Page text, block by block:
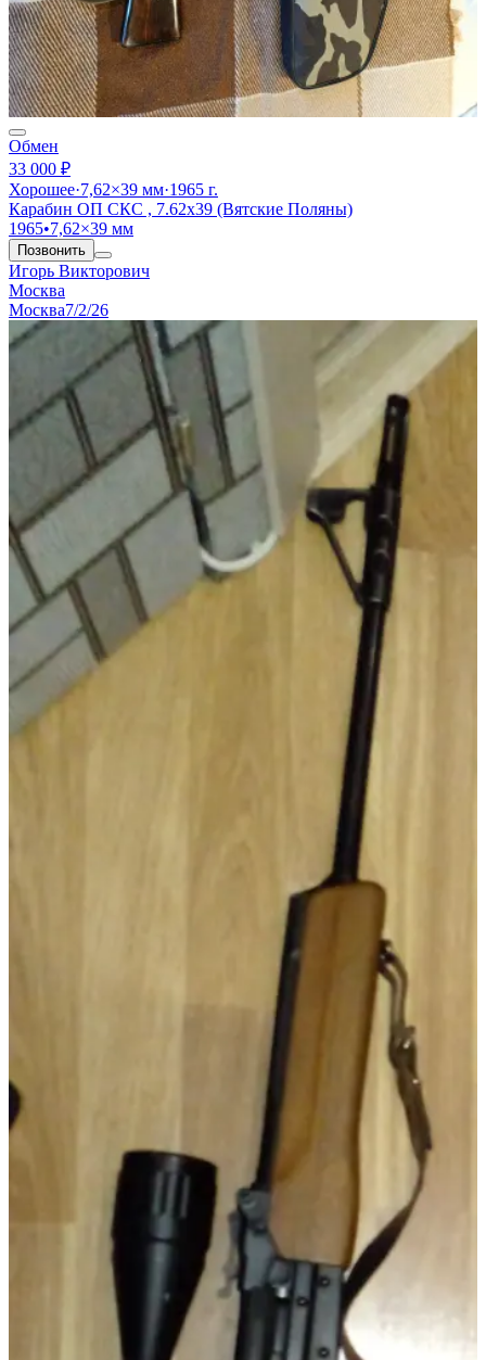
Обмен
33 000 ₽
Хорошее·7,62×39 мм·1965 г.
Карабин ОП СКС , 7.62х39 (Вятские Поляны)
1965•7,62×39 мм
Позвонить
Игорь Викторович
Москва
Москва7/2/26